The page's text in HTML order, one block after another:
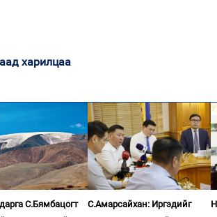
харилцаа
С.Бямбацогт
С.Амарсайхан: Иргэдийг